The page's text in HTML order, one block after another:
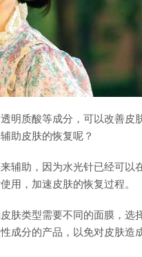
明质酸等成分，可以改善皮
助皮肤的恢复呢？
辅助，因为水光针已经可以
用，加速皮肤的恢复过程。
肤类型需要不同的面膜，选
成分的产品，以免对皮肤造